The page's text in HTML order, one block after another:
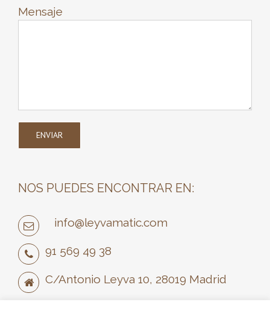
AsÃ­
elegir
alternativa
mejor
se
adapte
a
tus
Mensaje
NOS PUEDES ENCONTRAR EN:
info@leyvamatic.com
91 569 49 38
C/Antonio Leyva 10, 28019 Madrid